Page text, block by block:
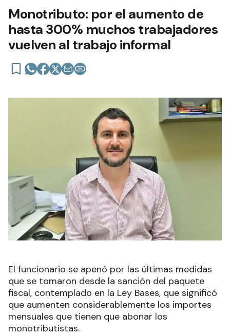
Monotributo: por el aumento de
hasta 300% muchos trabajadores
vuelven al trabajo informal
El funcionario se apenó por las últimas medidas
que se tomaron desde la sanción del paquete
fiscal, contemplado en la Ley Bases, que significó
que aumenten considerablemente los importes
mensuales que tienen que abonar los
monotributistas.